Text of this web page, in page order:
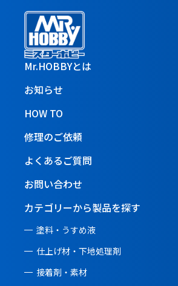
Mr.HOBBYとは
お知らせ
HOW TO
修理のご依頼
よくあるご質問
お問い合わせ
カテゴリーから製品を探す
塗料・うすめ液
仕上げ材・下地処理剤
接着剤・素材